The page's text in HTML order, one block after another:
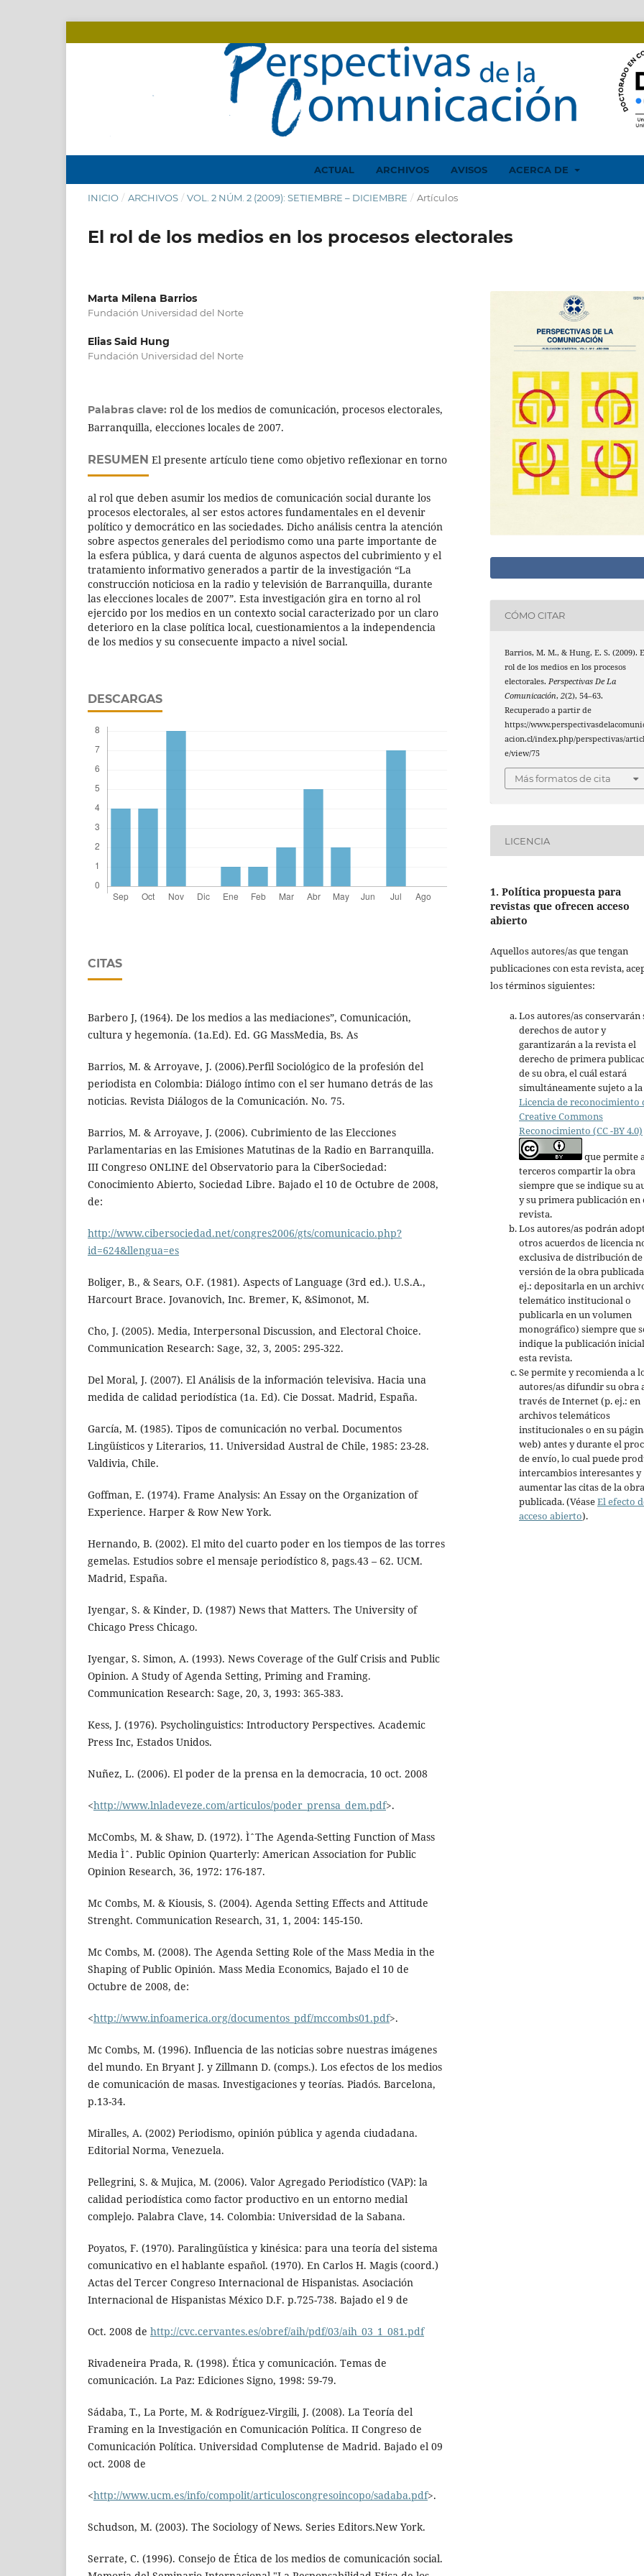
ACTUAL ARCHIVOS AVISOS ACERCA DE
INICIO / ARCHIVOS / VOL. 2 NÚM. 2 (2009): SETIEMBRE – DICIEMBRE / Artículos
El rol de los medios en los procesos electorales
Marta Milena Barrios
Fundación Universidad del Norte
Elias Said Hung
Fundación Universidad del Norte
Palabras clave: rol de los medios de comunicación, procesos electorales,
Barranquilla, elecciones locales de 2007.
RESUMEN El presente artículo tiene como objetivo reflexionar en torno
al rol que deben asumir los medios de comunicación social durante los
procesos electorales, al ser estos actores fundamentales en el devenir
político y democrático en las sociedades. Dicho análisis centra la atención
sobre aspectos generales del periodismo como una parte importante de
la esfera pública, y dará cuenta de algunos aspectos del cubrimiento y el
tratamiento informativo generados a partir de la investigación “La
construcción noticiosa en la radio y televisión de Barranquilla, durante
las elecciones locales de 2007”. Esta investigación gira en torno al rol
ejercido por los medios en un contexto social caracterizado por un claro
deterioro en la clase política local, cuestionamientos a la independencia
de los medios y su consecuente impacto a nivel social.
DESCARGAS
CITAS
Barbero J, (1964). De los medios a las mediaciones”, Comunicación,
cultura y hegemonía. (1a.Ed). Ed. GG MassMedia, Bs. As
Barrios, M. & Arroyave, J. (2006).Perfil Sociológico de la profesión del
periodista en Colombia: Diálogo íntimo con el ser humano detrás de las
noticias. Revista Diálogos de la Comunicación. No. 75.
Barrios, M. & Arroyave, J. (2006). Cubrimiento de las Elecciones
Parlamentarias en las Emisiones Matutinas de la Radio en Barranquilla.
III Congreso ONLINE del Observatorio para la CiberSociedad:
Conocimiento Abierto, Sociedad Libre. Bajado el 10 de Octubre de 2008,
de:
http://www.cibersociedad.net/congres2006/gts/comunicacio.php?
id=624&llengua=es
Boliger, B., & Sears, O.F. (1981). Aspects of Language (3rd ed.). U.S.A.,
Harcourt Brace. Jovanovich, Inc. Bremer, K, &Simonot, M.
Cho, J. (2005). Media, Interpersonal Discussion, and Electoral Choice.
Communication Research: Sage, 32, 3, 2005: 295-322.
Del Moral, J. (2007). El Análisis de la información televisiva. Hacia una
medida de calidad periodística (1a. Ed). Cie Dossat. Madrid, España.
García, M. (1985). Tipos de comunicación no verbal. Documentos
Lingüísticos y Literarios, 11. Universidad Austral de Chile, 1985: 23-28.
Valdivia, Chile.
Goffman, E. (1974). Frame Analysis: An Essay on the Organization of
Experience. Harper & Row New York.
Hernando, B. (2002). El mito del cuarto poder en los tiempos de las torres
gemelas. Estudios sobre el mensaje periodístico 8, pags.43 – 62. UCM.
Madrid, España.
Iyengar, S. & Kinder, D. (1987) News that Matters. The University of
Chicago Press Chicago.
Iyengar, S. Simon, A. (1993). News Coverage of the Gulf Crisis and Public
Opinion. A Study of Agenda Setting, Priming and Framing.
Communication Research: Sage, 20, 3, 1993: 365-383.
Kess, J. (1976). Psycholinguistics: Introductory Perspectives. Academic
Press Inc, Estados Unidos.
Nuñez, L. (2006). El poder de la prensa en la democracia, 10 oct. 2008
<http://www.lnladeveze.com/articulos/poder_prensa_dem.pdf>.
McCombs, M. & Shaw, D. (1972). ÌˆThe Agenda-Setting Function of Mass
Media Ìˆ. Public Opinion Quarterly: American Association for Public
Opinion Research, 36, 1972: 176-187.
Mc Combs, M. & Kiousis, S. (2004). Agenda Setting Effects and Attitude
Strenght. Communication Research, 31, 1, 2004: 145-150.
Mc Combs, M. (2008). The Agenda Setting Role of the Mass Media in the
Shaping of Public Opinión. Mass Media Economics, Bajado el 10 de
Octubre de 2008, de:
<http://www.infoamerica.org/documentos_pdf/mccombs01.pdf>.
Mc Combs, M. (1996). Influencia de las noticias sobre nuestras imágenes
del mundo. En Bryant J. y Zillmann D. (comps.). Los efectos de los medios
de comunicación de masas. Investigaciones y teorías. Piadós. Barcelona,
p.13-34.
Miralles, A. (2002) Periodismo, opinión pública y agenda ciudadana.
Editorial Norma, Venezuela.
Pellegrini, S. & Mujica, M. (2006). Valor Agregado Periodístico (VAP): la
calidad periodística como factor productivo en un entorno medial
complejo. Palabra Clave, 14. Colombia: Universidad de la Sabana.
Poyatos, F. (1970). Paralingüística y kinésica: para una teoría del sistema
comunicativo en el hablante español. (1970). En Carlos H. Magis (coord.)
Actas del Tercer Congreso Internacional de Hispanistas. Asociación
Internacional de Hispanistas México D.F. p.725-738. Bajado el 9 de
Oct. 2008 de http://cvc.cervantes.es/obref/aih/pdf/03/aih_03_1_081.pdf
Rivadeneira Prada, R. (1998). Ética y comunicación. Temas de
comunicación. La Paz: Ediciones Signo, 1998: 59-79.
Sádaba, T., La Porte, M. & Rodríguez-Virgili, J. (2008). La Teoría del
Framing en la Investigación en Comunicación Política. II Congreso de
Comunicación Política. Universidad Complutense de Madrid. Bajado el 09
oct. 2008 de
<http://www.ucm.es/info/compolit/articuloscongresoincopo/sadaba.pdf>.
Schudson, M. (2003). The Sociology of News. Series Editors.New York.
Serrate, C. (1996). Consejo de Ética de los medios de comunicación social.
CÓMO CITAR
Barrios, M. M., & Hung, E. S. (2009).
rol de los medios en los procesos
electorales. Perspectivas De La
Comunicación,2(2), 54–63.
Recuperado a partir de
https://
acion.cl/index.php/perspectivas/articl
e/view/75
Más formatos de cita
LICENCIA
1. Política propuesta para
revistas que ofrecen acceso
abierto
Aquellos autores/as que tengan
publicaciones con esta revista,
los términos siguientes:
Los autores/as conservarán
derechos de autor y
garantizarán a la revista el
derecho de primera
de su obra, el cuál estará
simultáneamente sujeto a la
Licencia de reconocimiento
Creative Commons
Reconocimiento (CC -BY 4.0)
que permite
terceros compartir la obra
siempre que se indique su
y su primera publicación en
revista.
Los autores/as podrán
otros acuerdos de licencia
exclusiva de distribución
versión de la obra
ej.: depositarla en un
telemático institucional o
publicarla en un volumen
monográfico) siempre que
indique la publicación
esta revista.
Se permite y recomienda a
autores/as difundir su obra
través de Internet (p. ej.: en
archivos telemáticos
institucionales o en su
web) antes y durante el
de envío, lo cual puede
intercambios interesantes y
aumentar las citas de la obra
publicada. (VéaseEl efecto
acceso abierto).